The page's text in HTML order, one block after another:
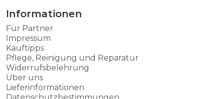
Informationen
Für Partner
Impressum
Kauftipps
Pflege, Reinigung und Reparatur
Widerrufsbelehrung
Über uns
Lieferinformationen